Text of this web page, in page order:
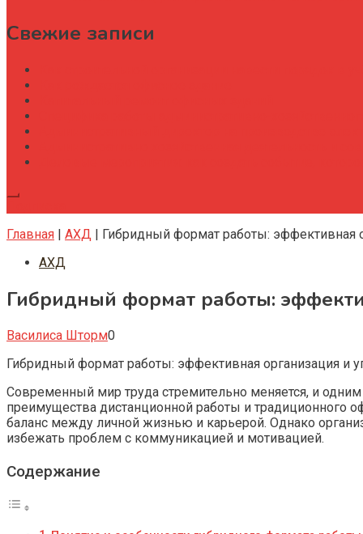
Свежие записи
Главная | АХД | Гибридный формат работы: эффективная
АХД
Гибридный формат работы:
Василиса Шторм0
Гибридный формат работы: эффективная организация и
Современный мир труда стремительно меняется, и
преимущества дистанционной работы и традиционного
баланс между личной жизнью и карьерой. Однако
избежать проблем с коммуникацией и мотивацией.
Содержание